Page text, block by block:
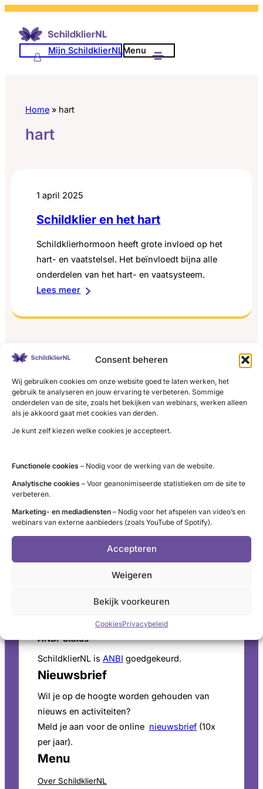
Consent beheren
Wij gebruiken cookies om onze website goed te laten werken, het
gebruik te analyseren en jouw ervaring te verbeteren. Sommige
onderdelen van de site, zoals het bekijken van webinars, werken alleen
als je akkoord gaat met cookies van derden.
Je kunt zelf kiezen welke cookies je accepteert.
Functionele cookies – Nodig voor de werking van de website.
Analytische cookies – Voor geanonimiseerde statistieken om de site te
verbeteren.
Marketing- en mediadiensten – Nodig voor het afspelen van video’s en
webinars van externe aanbieders (zoals YouTube of Spotify).
Accepteren
Weigeren
Bekijk voorkeuren
CookiesPrivacybeleid
naar
Mijn SchildklierNLMenu
Home » hart
hart
1 april 2025
Schildklier en het hart
Schildklierhormoon heeft grote invloed op het
hart- en vaatstelsel. Het beïnvloedt bijna alle
onderdelen van het hart- en vaatsysteem.
Lees meer:
en
LinkedIn
X YouTube
Instagram
Facebook
Administratie (9 tot 12 uur)
tel. 085 – 489 12 36
info@schildklier.nl
Postbus 60, 3940 AB Doorn
Voor een luisterend oor, informatie en
vragen. Ga naar deopeningstijden.
Voor persinformatie en mediaverzoeken bekijk
perspagina
ANBI-Status
SchildklierNL is ANBI goedgekeurd.
Nieuwsbrief
Wil je op de hoogte worden gehouden van
nieuws en activiteiten?
Meld je aan voor de online nieuwsbrief (10x
per jaar).
Menu
Over SchildklierNL